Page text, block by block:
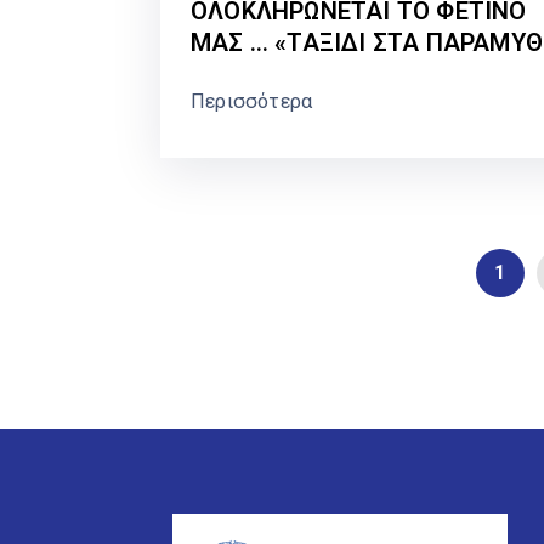
ΟΛΟΚΛΗΡΩΝΕΤΑΙ ΤΟ ΦΕΤΙΝΟ
ΜΑΣ … «ΤΑΞΙΔΙ ΣΤΑ
ΣΕΠΤΕΜΒΡΙΟ
Περισσότερα
1